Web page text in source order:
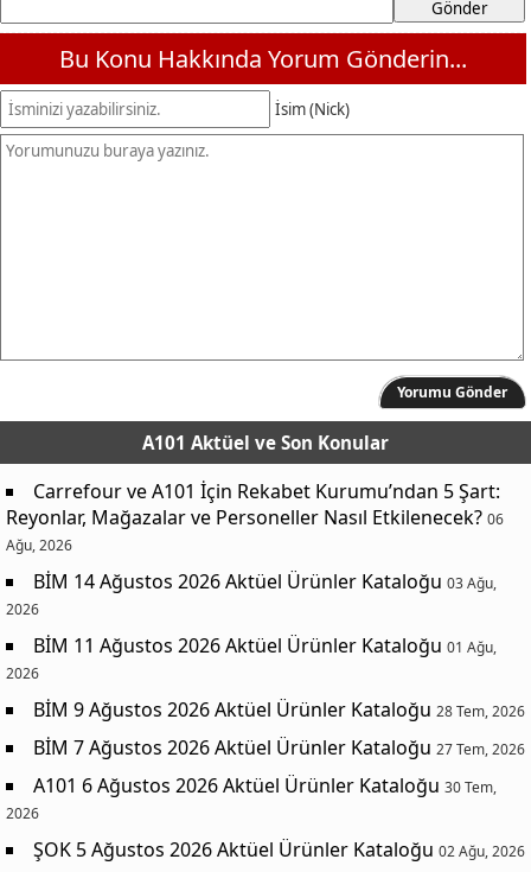
Bu Konu Hakkında Yorum Gönderin...
İsim (Nick)
Yorumu Gönder
A101 Aktüel ve Son Konular
Carrefour ve A101 İçin Rekabet Kurumu’ndan 5 Şart:
Reyonlar, Mağazalar ve Personeller Nasıl Etkilenecek? 06
Ağu, 2026
BİM 14 Ağustos 2026 Aktüel Ürünler Kataloğu 03 Ağu,
2026
BİM 11 Ağustos 2026 Aktüel Ürünler Kataloğu 01 Ağu,
2026
BİM 9 Ağustos 2026 Aktüel Ürünler Kataloğu 28 Tem, 2026
BİM 7 Ağustos 2026 Aktüel Ürünler Kataloğu 27 Tem, 2026
A101 6 Ağustos 2026 Aktüel Ürünler Kataloğu 30 Tem,
2026
ŞOK 5 Ağustos 2026 Aktüel Ürünler Kataloğu 02 Ağu, 2026